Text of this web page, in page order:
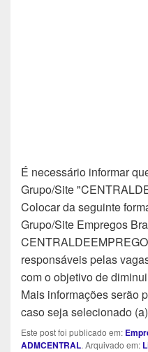
É necessário informar
Grupo/Site
Colocar da seguinte
Grupo/Site Empregos
responsáveis pelas
com o objetivo de
Mais informações serão
caso seja selecionado
Este post foi publicado em:
ADMCENTRAL. Arquivado em: